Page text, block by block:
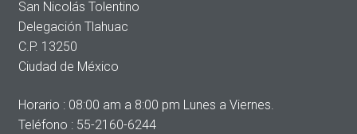
San Nicolás Tolentino
Delegación Tlahuac
C.P. 13250
Ciudad de México
Horario : 08:00 am a 8:00 pm Lunes a Viernes.
Teléfono : 55-2160-6244